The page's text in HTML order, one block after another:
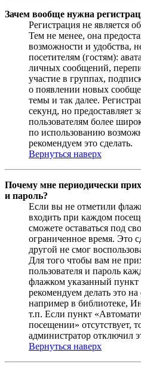
Зачем вообще нужна
Регистрация не является
Тем не менее, она
возможности и удобства,
посетителям (гостям):
личных сообщений,
участие в группах,
о появлении новых
темы и так далее.
секунд, но предоставляет
пользователям более
по использованию
рекомендуем это сделать.
Вернуться наверх
Почему мне периодически
и пароль?
Если вы не отметили
входить при каждом
сможете оставаться под
ограниченное время. Это
другой не смог
Для того чтобы вам не
пользователя и пароль
флажком указанный
рекомендуем делать это
например в библиотеке,
т.п. Если пункт
посещении» отсутствует,
администратор отключил
Вернуться наверх